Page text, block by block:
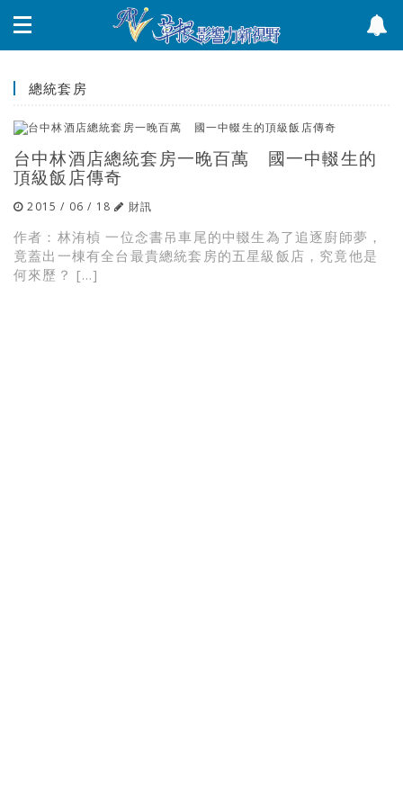
總統套房
台中林酒店總統套房一晚百萬 國一中輟生的
頂級飯店傳奇
2015 / 06 / 18 財訊
作者：林洧楨 一位念書吊車尾的中輟生為了追逐廚師夢，
竟蓋出一棟有全台最貴總統套房的五星級飯店，究竟他是
何來歷？ […]